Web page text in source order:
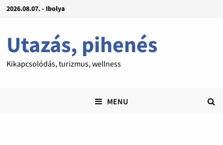
2026.08.07. - Ibolya
Utazás, pihenés
Kikapcsolódás, turizmus, wellness
MENU